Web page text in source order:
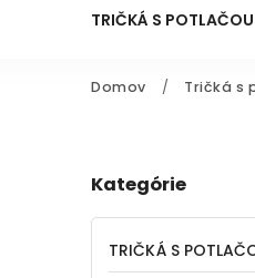
TRIČKÁ S POTLAČOU
Domov / Tričká s
Kategórie
TRIČKÁ S